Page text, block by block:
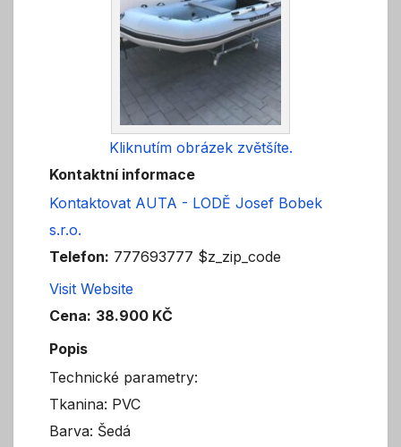
Kliknutím obrázek zvětšíte.
Kontaktní informace
Kontaktovat AUTA - LODĚ Josef Bobek
s.r.o.
Telefon: 777693777 $z_zip_code
Visit Website
Cena: 38.900 KČ
Popis
Technické parametry:
Tkanina: PVC
Barva: Šedá